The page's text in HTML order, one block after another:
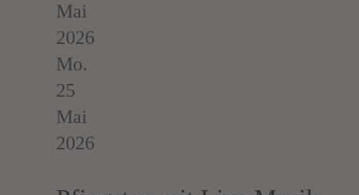
Mai
2026
Mo.
25
Mai
2026